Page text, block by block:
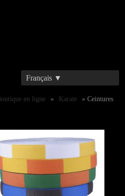
Français ▼
en ligne » Karate » Ceintures